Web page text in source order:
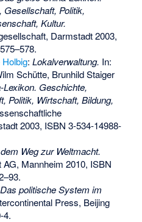
Gesellschaft, Politik,
Kultur.
Darmstadt 2003,
: Lokalverwaltung. In:
Schütte, Brunhild Staiger
Geschichte,
Politik, Wirtschaft, Bildung,
2003, ISBN 3-534-14988-
Weg zur Weltmacht.
Mannheim 2010, ISBN
Das politische System im
Press, Beijing
4.